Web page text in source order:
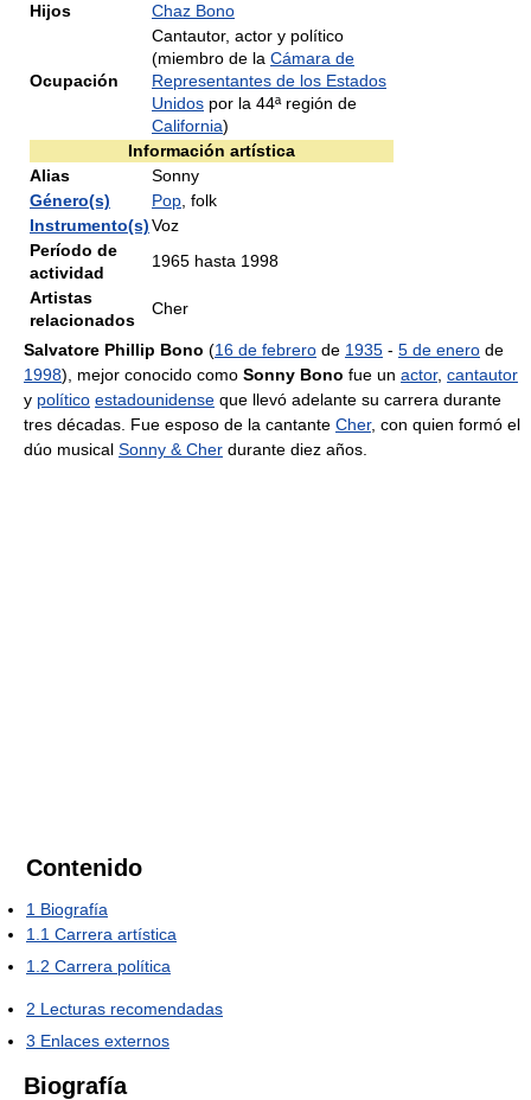
Hijos
Chaz Bono
Ocupación
Cantautor, actor y político
(miembro de la Cámara de
Representantes de los Estados
Unidos por la 44ª región de
California)
Información artística
Alias
Sonny
Género(s)
Pop , folk
Instrumento(s)Voz
Período de
actividad
1965 hasta 1998
Artistas
relacionados
Cher
Salvatore Phillip Bono (16 de febrero de 1935 - 5 de enero de
1998), mejor conocido como Sonny Bono fue un actor, cantautor
y político estadounidense que llevó adelante su carrera durante
tres décadas. Fue esposo de la cantante Cher, con quien formó el
dúo musical Sonny & Cher durante diez años.
Contenido
1 Biografía
1.1 Carrera artística
1.2 Carrera política
2 Lecturas recomendadas
3 Enlaces externos
Biografía